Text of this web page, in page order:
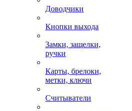
Доводчики
Кнопки выхода
Замки, защелки,
ручки
Карты, брелоки,
метки, ключи
Считыватели